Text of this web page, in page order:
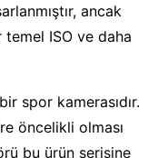
ancak
ISO ve daha
spor kamerasıdır.
öncelikli olması
bu ürün serisine